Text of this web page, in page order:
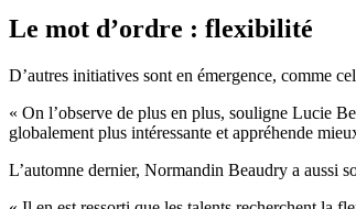
Le mot d’ordre : flexibilité
D’autres initiatives sont en émergence, comme
« On l’observe de plus en plus, souligne Lucie
globalement plus intéressante et appréhende
L’automne dernier, Normandin Beaudry a aussi